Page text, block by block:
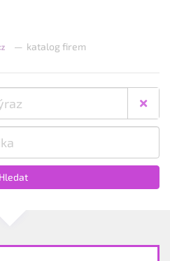
— katalog firem
Hledat